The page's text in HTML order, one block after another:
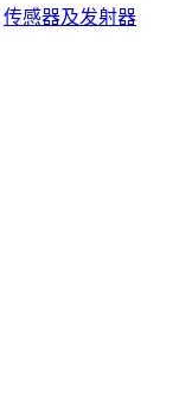
传感器及发射器